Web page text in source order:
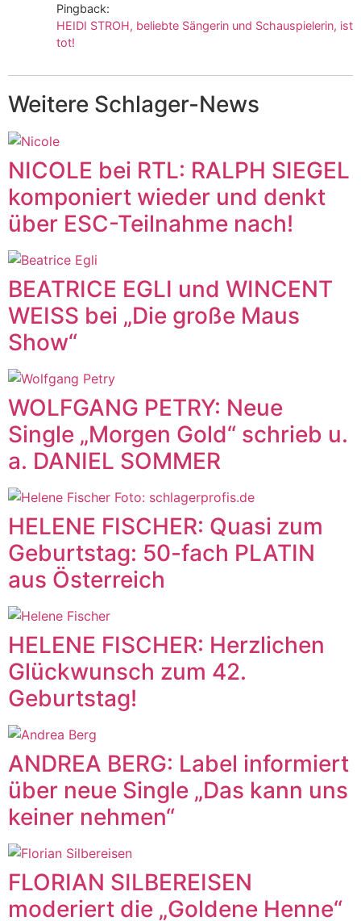
Pingback:
HEIDI STROH, beliebte Sängerin und Schauspielerin, ist
tot!
Weitere Schlager-News
NICOLE bei RTL: RALPH SIEGEL
komponiert wieder und denkt
über ESC-Teilnahme nach!
BEATRICE EGLI und WINCENT
WEISS bei „Die große Maus
Show“
WOLFGANG PETRY: Neue
Single „Morgen Gold“ schrieb u.
a. DANIEL SOMMER
HELENE FISCHER: Quasi zum
Geburtstag: 50-fach PLATIN
aus Österreich
HELENE FISCHER: Herzlichen
Glückwunsch zum 42.
Geburtstag!
ANDREA BERG: Label informiert
über neue Single „Das kann uns
keiner nehmen“
FLORIAN SILBEREISEN
moderiert die „Goldene Henne“